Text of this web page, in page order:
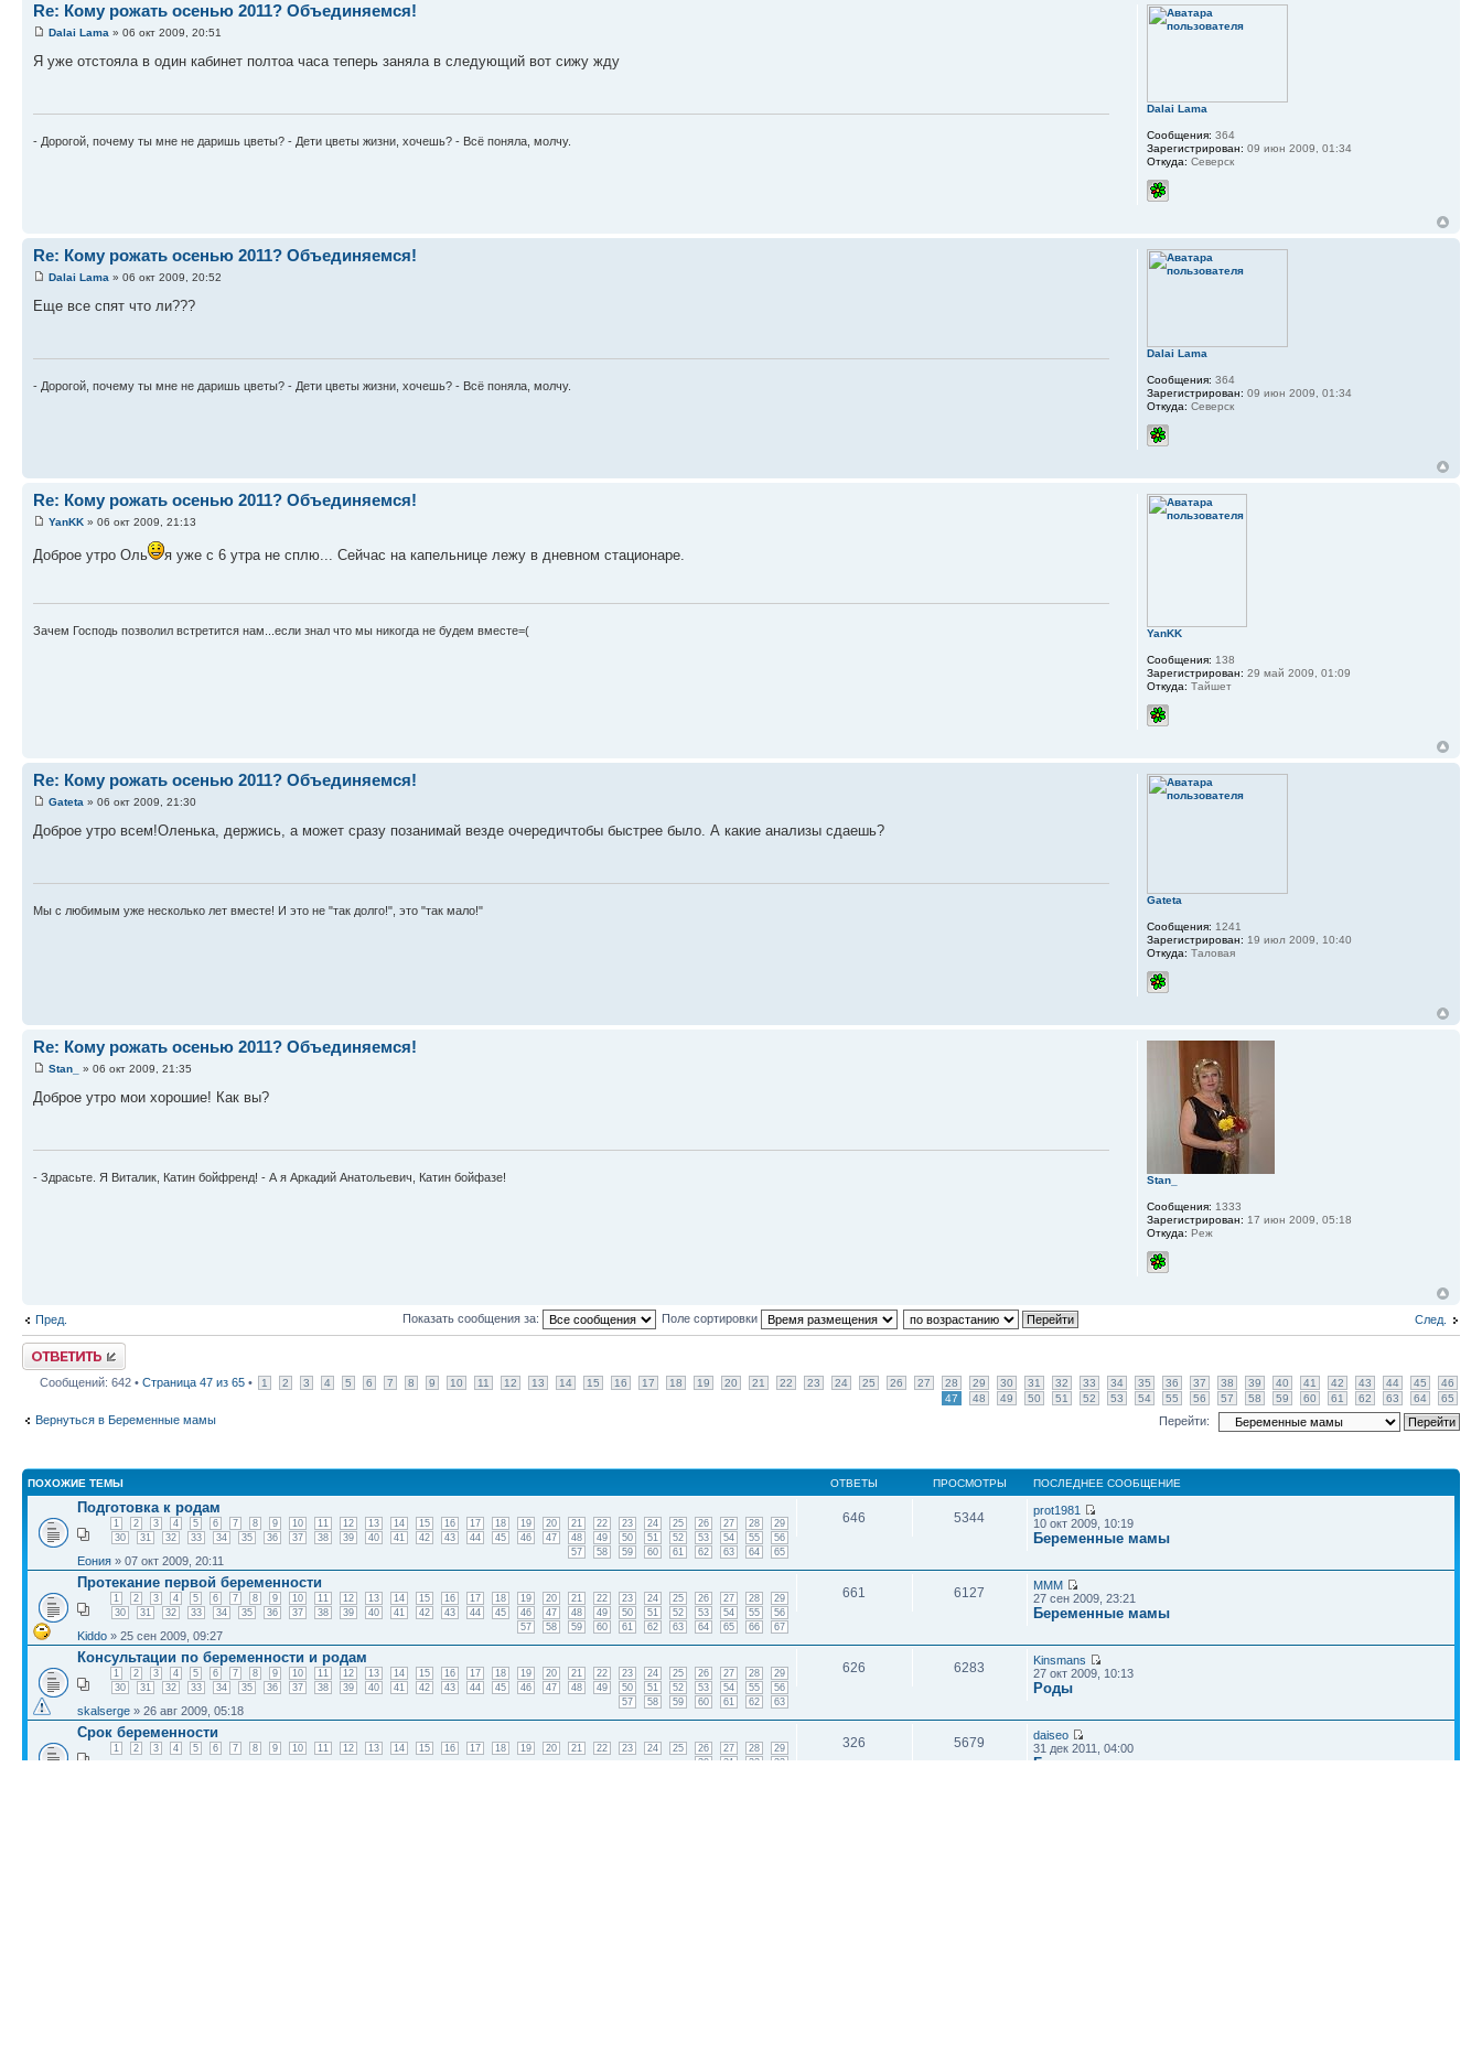
Re: Кому рожать осенью 2011? Объединяемся!
Dalai Lama » 06 окт 2009, 20:51
Я уже отстояла в один кабинет полтоа часа теперь заняла в следующий вот сижу жду
- Дорогой, почему ты мне не даришь цветы? - Дети цветы жизни, хочешь? - Всё поняла, молчу.
Dalai Lama
Сообщения: 364
Зарегистрирован: 09 июн 2009, 01:34
Откуда: Северск
Re: Кому рожать осенью 2011? Объединяемся!
Dalai Lama » 06 окт 2009, 20:52
Еще все спят что ли???
- Дорогой, почему ты мне не даришь цветы? - Дети цветы жизни, хочешь? - Всё поняла, молчу.
Dalai Lama
Сообщения: 364
Зарегистрирован: 09 июн 2009, 01:34
Откуда: Северск
Re: Кому рожать осенью 2011? Объединяемся!
YanKK » 06 окт 2009, 21:13
Доброе утро Оль я уже с 6 утра не сплю... Сейчас на капельнице лежу в дневном стационаре.
Зачем Господь позволил встретится нам...если знал что мы никогда не будем вместе=( YanKK
Сообщения: 138
Зарегистрирован: 29 май 2009, 01:09
Откуда: Тайшет
Re: Кому рожать осенью 2011? Объединяемся!
Gateta » 06 окт 2009, 21:30
Доброе утро всем!Оленька, держись, а может сразу позанимай везде очередичтобы быстрее было. А какие анализы сдаешь?
Мы с любимым уже несколько лет вместе! И это не "так долго!", это "так мало!"
Gateta
Сообщения: 1241
Зарегистрирован: 19 июл 2009, 10:40
Откуда: Таловая
Re: Кому рожать осенью 2011? Объединяемся!
Stan_ » 06 окт 2009, 21:35
Доброе утро мои хорошие! Как вы?
- Здрасьте. Я Виталик, Катин бойфренд! - А я Аркадий Анатольевич, Катин бойфазе! Stan_
Сообщения: 1333
Зарегистрирован: 17 июн 2009, 05:18
Откуда: Реж
Пред. След.
Показать сообщения за: Поле сортировки
Ответить
Сообщений: 642 • Страница 47 из 65 • 1 2 3 4 5 6 7 8 9 10 11 12 13 14 15 16 17 18 19 20 21 22 23 24 25 26 27 28 29 30 31 32 33 34 35 36 37 38 39 40 41 42 43 44 45
46
47
48 49 50 51 52 53 54 55 56 57 58 59 60 61 62 63 64 65
Вернуться в Беременные мамы Перейти:
ПОХОЖИЕ ТЕМЫ ОТВЕТЫ ПРОСМОТРЫ ПОСЛЕДНЕЕ СООБЩЕНИЕ
Подготовка к родам
1 2 3 4 5 6 7 8 9 10 11 12 13 14 15 16 17 18 19 20 21 22 23 24 25 26 27 28
29
30
31 32 33 34 35 36 37 38 39 40 41 42 43 44 45 46 47 48 49 50 51 52 53 54 55
56
57
58 59 60 61 62 63 64 65
Еония » 07 окт 2009, 20:11
646 5344
prot1981
10 окт 2009, 10:19
Беременные мамы
Протекание первой беременности
1 2 3 4 5 6 7 8 9 10 11 12 13 14 15 16 17 18 19 20 21 22 23 24 25 26 27 28
29
30
31 32 33 34 35 36 37 38 39 40 41 42 43 44 45 46 47 48 49 50 51 52 53 54 55
56
57
58 59 60 61 62 63 64 65 66 67
Kiddo » 25 сен 2009, 09:27
661 6127
MMM
27 сен 2009, 23:21
Беременные мамы
Консультации по беременности и родам
1 2 3 4 5 6 7 8 9 10 11 12 13 14 15 16 17 18 19 20 21 22 23 24 25 26 27 28
29
30
31 32 33 34 35 36 37 38 39 40 41 42 43 44 45 46 47 48 49 50 51 52 53 54 55
56
57
58 59 60 61 62 63
skalserge » 26 авг 2009, 05:18
626 6283
Kinsmans
27 окт 2009, 10:13
Роды
Срок беременности
1 2 3 4 5 6 7 8 9 10 11 12 13 14 15 16 17 18 19 20 21 22 23 24 25 26 27 28
29
30
31 32 33
326 5679
daiseo
31 дек 2011, 04:00
Беременные мамы